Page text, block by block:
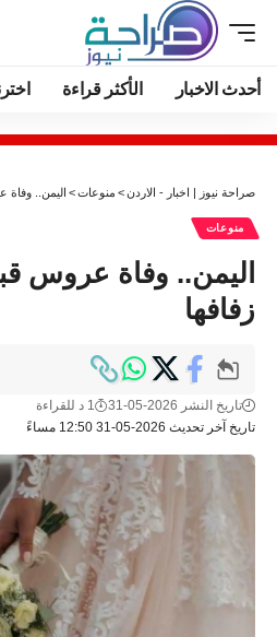
أحدث الاخبار الأكثر قراءة
صراحة نيوز | اخبار - الاردن> منوعات> اليمن..
منوعات
اليمن.. وفاة عروس
زفافها
تاريخ آخر تحديث 2026-05-31 12:50 مساءً
تاريخ النشر 2026-05-31 1 د للقراءة